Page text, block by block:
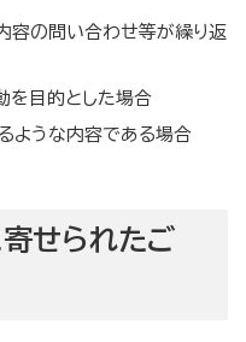
容の問い合わせ等が繰り返
を目的とした場合
ような内容である場合
寄せられたご